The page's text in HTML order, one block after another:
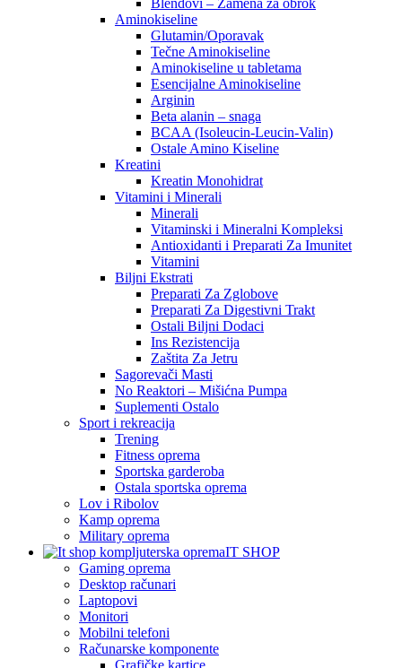
Blendovi – Zamena za obrok
Aminokiseline
Glutamin/Oporavak
Tečne Aminokiseline
Aminokiseline u tabletama
Esencijalne Aminokiseline
Arginin
Beta alanin – snaga
BCAA (Isoleucin-Leucin-Valin)
Ostale Amino Kiseline
Kreatini
Kreatin Monohidrat
Vitamini i Minerali
Minerali
Vitaminski i Mineralni Kompleksi
Antioxidanti i Preparati Za Imunitet
Vitamini
Biljni Ekstrati
Preparati Za Zglobove
Preparati Za Digestivni Trakt
Ostali Biljni Dodaci
Ins Rezistencija
Zaštita Za Jetru
Sagorevači Masti
No Reaktori – Mišićna Pumpa
Suplementi Ostalo
Sport i rekreacija
Trening
Fitness oprema
Sportska garderoba
Ostala sportska oprema
Lov i Ribolov
Kamp oprema
Military oprema
IT SHOP
Gaming oprema
Desktop računari
Laptopovi
Monitori
Mobilni telefoni
Računarske komponente